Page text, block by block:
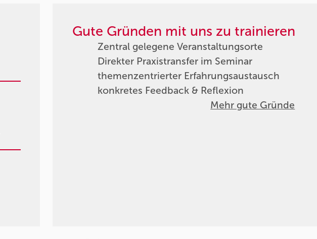
Gute Gründen mit uns zu trainieren
Zentral gelegene Veranstaltungsorte
Direkter Praxistransfer im Seminar
themenzentrierter Erfahrungsaustausch
konkretes Feedback & Reflexion
Mehr gute Gründe